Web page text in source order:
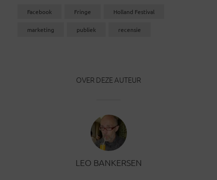
Facebook Fringe Holland Festival
marketing publiek recensie
OVER DEZE AUTEUR
LEO BANKERSEN